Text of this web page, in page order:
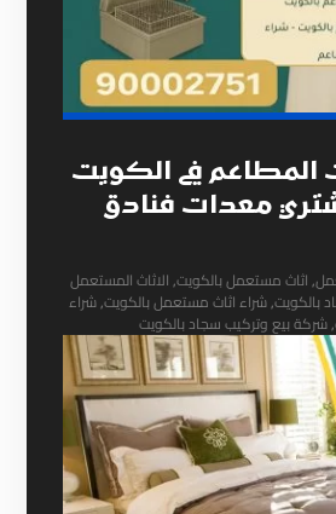
المطاعم في الكويت
معدات فنادق
,اثاث مستعمل بالكويت,الاثاث المستعمل
بالكويت,شراء اثاث مستعمل بالكويت,شراء
,شركة بيع وتركيب سجاد بالكويت